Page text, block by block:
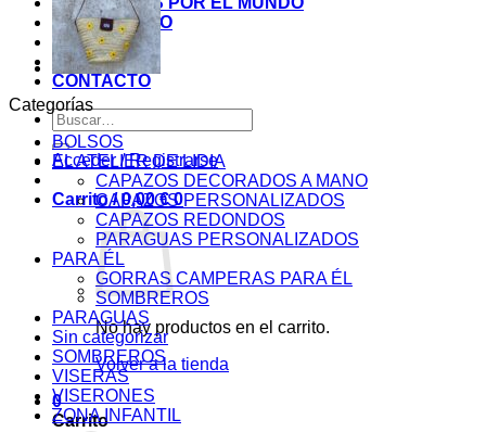
EL COMIENZO
BLOG
PAGOS
CONTACTO
Buscar
por:
Acceder / Registrarse
Carrito /0,00€ 0
No hay productos en el carrito.
Volver a la tienda
0
Carrito
Categorías
BOLSOS
EL ATELIER DE LIDIA
CAPAZOS DECORADOS A MANO
CAPAZOS PERSONALIZADOS
CAPAZOS REDONDOS
PARAGUAS PERSONALIZADOS
PARA ÉL
GORRAS CAMPERAS PARA ÉL
SOMBREROS
PARAGUAS
Sin categorizar
SOMBREROS
VISERAS
VISERONES
ZONA INFANTIL